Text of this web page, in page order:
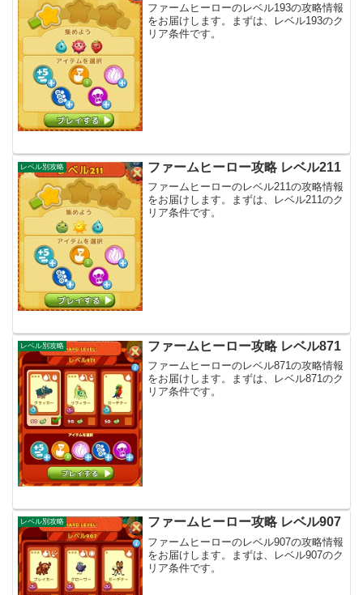
ファームヒーローのレベル193の攻略情報
をお届けします。まずは、レベル193のク
リア条件です。
レベル別攻略 ファームヒーロー攻略 レベル211
ファームヒーローのレベル211の攻略情報
をお届けします。まずは、レベル211のク
リア条件です。
レベル別攻略 ファームヒーロー攻略 レベル871
ファームヒーローのレベル871の攻略情報
をお届けします。まずは、レベル871のク
リア条件です。
レベル別攻略 ファームヒーロー攻略 レベル907
ファームヒーローのレベル907の攻略情報
をお届けします。まずは、レベル907のク
リア条件です。